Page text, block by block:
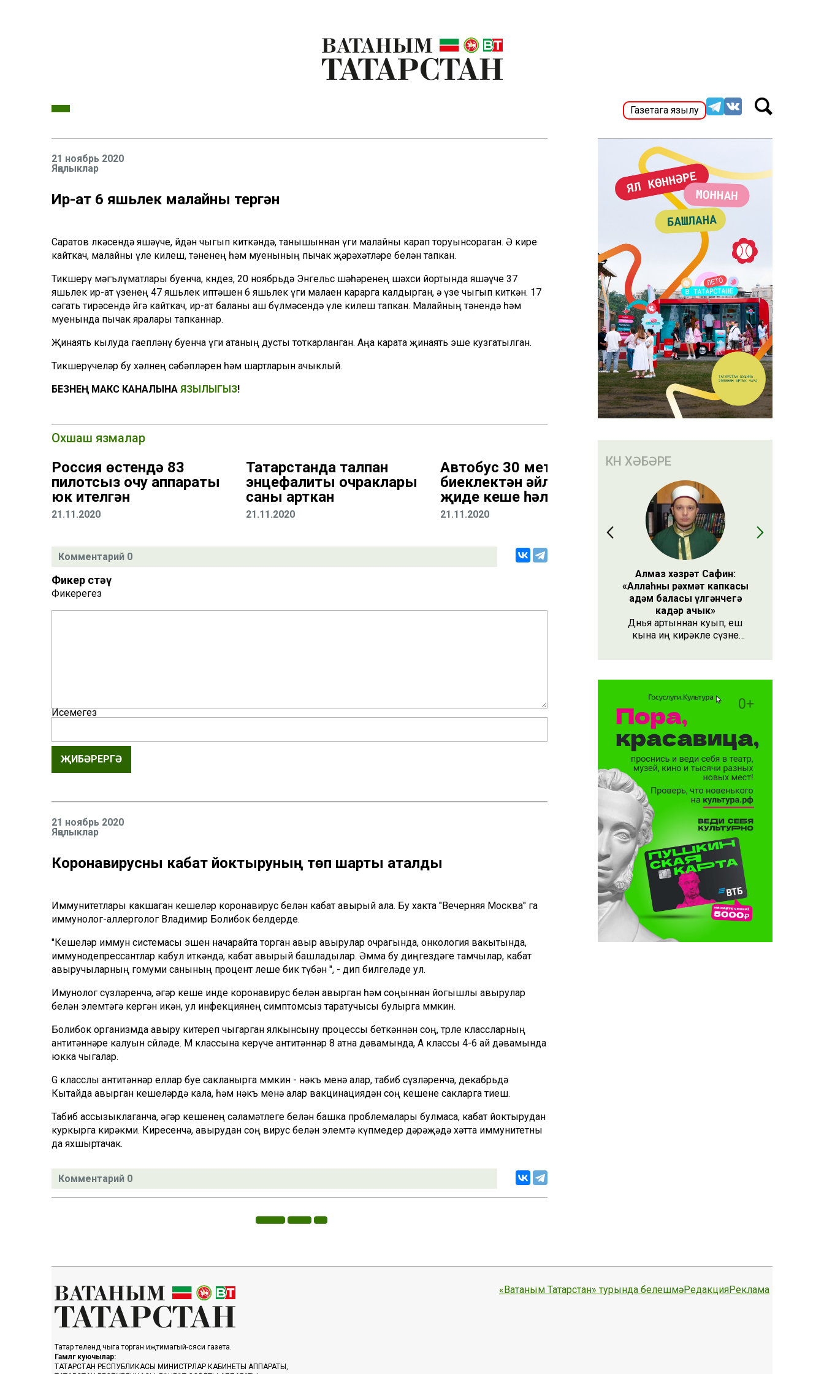
Газетага язылу
21 ноябрь 2020
Яңалыклар
Ир-ат 6 яшьлек малайны үтергән
Саратов өлкәсендә яшәүче, өйдән чыгып киткәндә, танышыннан үги малайны карап торуынсораган. Ә кире
кайткач, малайны үле килеш, тәненең һәм муенының пычак җәрәхәтләре белән тапкан.
Тикшерү мәгълүматлары буенча, көндез, 20 ноябрьдә Энгельс шәһәренең шәхси йортында яшәүче 37
яшьлек ир-ат үзенең 47 яшьлек иптәшен 6 яшьлек үги малаен карарга калдырган, ә үзе чыгып киткән. 17
сәгать тирәсендә өйгә кайткач, ир-ат баланы аш бүлмәсендә үле килеш тапкан. Малайның тәнендә һәм
муенында пычак яралары тапканнар.
Җинаять кылуда гаепләнү буенча үги атаның дусты тоткарланган. Аңа карата җинаять эше кузгатылган.
Тикшерүчеләр бу хәлнең сәбәпләрен һәм шартларын ачыклый.
БЕЗНЕҢ МАКС КАНАЛЫНА ЯЗЫЛЫГЫЗ!
Охшаш язмалар
Россия өстендә 83
пилотсыз очу аппараты
юк ителгән
21.11.2020
Татарстанда талпан
энцефалиты очраклары
саны арткан
21.11.2020
Автобус 30 метр
биеклектән әйләнгән:
җиде кеше һәлак
21.11.2020
Комментарий 0
Фикер өстәү
Фикерегез
Исемегез
ҖИБӘРЕРГӘ
21 ноябрь 2020
Яңалыклар
Коронавирусны кабат йоктыруның төп шарты аталды
Иммунитетлары какшаган кешеләр коронавирус белән кабат авырый ала. Бу хакта "Вечерняя Москва" га
иммунолог-аллерголог Владимир Болибок белдерде.
"Кешеләр иммун системасы эшен начарайта торган авыр авырулар очрагында, онкология вакытында,
иммунодепрессантлар кабул иткәндә, кабат авырый башладылар. Әмма бу диңгездәге тамчылар, кабат
авыручыларның гомуми санының процент өлеше бик түбән ", - дип билгеләде ул.
Имунолог сүзләренчә, әгәр кеше инде коронавирус белән авырган һәм соңыннан йогышлы авырулар
белән элемтәгә кергән икән, ул инфекциянең симптомсыз таратучысы булырга мөмкин.
Болибок организмда авыру китереп чыгарган ялкынсыну процессы беткәннән соң, төрле классларның
антитәннәре калуын сөйләде. М классына керүче антитәннәр 8 атна дәвамында, А классы 4-6 ай дәвамында
юкка чыгалар.
G класслы антитәннәр еллар буе сакланырга мөмкин - нәкъ менә алар, табиб сүзләренчә, декабрьдә
Кытайда авырган кешеләрдә кала, һәм нәкъ менә алар вакцинациядән соң кешене сакларга тиеш.
Табиб ассызыклаганча, әгәр кешенең сәламәтлеге белән башка проблемалары булмаса, кабат йоктырудан
куркырга кирәкми. Киресенчә, авырудан соң вирус белән элемтә күпмедер дәрәҗәдә хәтта иммунитетны
да яхшыртачак.
Комментарий 0
КӨН ХӘБӘРЕ
Алмаз хәзрәт Сафин:
«Аллаһның рәхмәт капкасы
адәм баласы үлгәнчегә
кадәр ачык»
Дөнья артыннан куып, еш
кына иң кирәкле сүзне
сүзе бу. Әлеге сүзне күршең
тиешле, чөнки кеше бөтен
яшәеше, барлыгы белән Аңа
бурычлы.
Татар телендә чыга торган иҗтимагый-сәяси газета.
Гамәлгә куючылар:
ТАТАРСТАН РЕСПУБЛИКАСЫ МИНИСТРЛАР КАБИНЕТЫ АППАРАТЫ,
«Ватаным Татарстан» турында белешмәРедакцияРеклама